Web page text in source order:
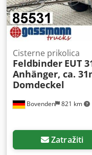
Bovenden 821 km
Cisterne prikolica
Feldbinder EUT
Anhänger, ca.
Domdeckel
Zatražiti